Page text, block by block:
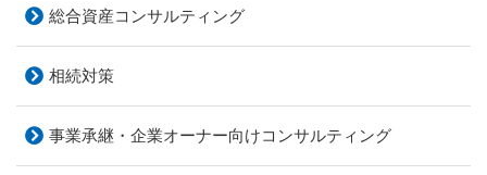
総合資産コンサルティング
相続対策
事業承継・企業オーナー向けコンサルティング